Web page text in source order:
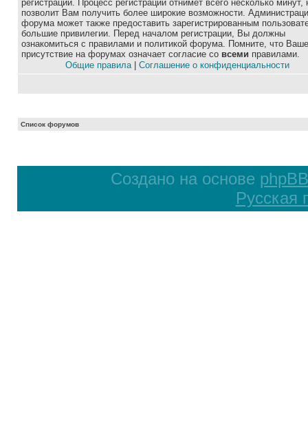
регистрации. Процесс регистрации отнимет всего несколько минут,
позволит Вам получить более широкие возможности.
форума может также предоставить зарегистрированным
большие привилегии. Перед началом регистрации, Вы должны
ознакомиться с правилами и политикой форума. Помните, что Ваше
присутствие на форумах означает согласие со всеми правилами.
Общие правила| Соглашение о конфиденциальности
Список форумов
Создано на основе phpBB
Русская